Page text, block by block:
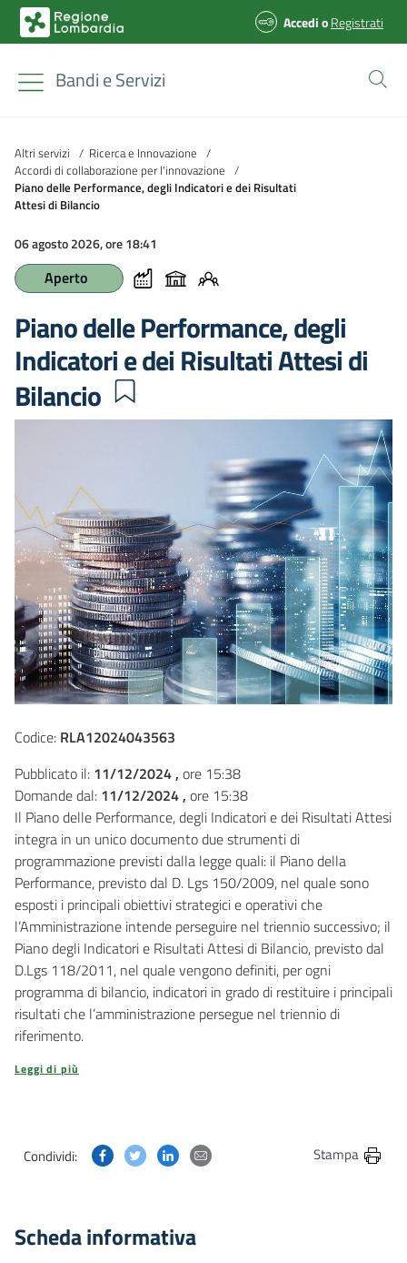
AccedioRegistrati
Bandi e Servizi
Altri servizi / Ricerca e Innovazione /
Accordi di collaborazione per l'innovazione /
Piano delle Performance, degli Indicatori e dei Risultati
Attesi di Bilancio
06 agosto 2026, ore 18:41
Aperto
Piano delle Performance, degli
Indicatori e dei Risultati Attesi di
Bilancio
Codice: RLA12024043563
Pubblicato il: 11/12/2024 , ore 15:38
Domande dal: 11/12/2024 , ore 15:38
Il Piano delle Performance, degli Indicatori e dei Risultati Attesi
integra in un unico documento due strumenti di
programmazione previsti dalla legge quali: il Piano della
Performance, previsto dal D. Lgs 150/2009, nel quale sono
esposti i principali obiettivi strategici e operativi che
l’Amministrazione intende perseguire nel triennio successivo; il
Piano degli Indicatori e Risultati Attesi di Bilancio, previsto dal
D.Lgs 118/2011, nel quale vengono definiti, per ogni
programma di bilancio, indicatori in grado di restituire i principali
risultati che l’amministrazione persegue nel triennio di
riferimento.
Leggi di più
Condividi: Condividi questa pagina su Facebook
Condividi questa pagina su Twitter
Condividi questa pagina su Linkedin
Condividi questa pagina via
Stampa
Scheda informativa